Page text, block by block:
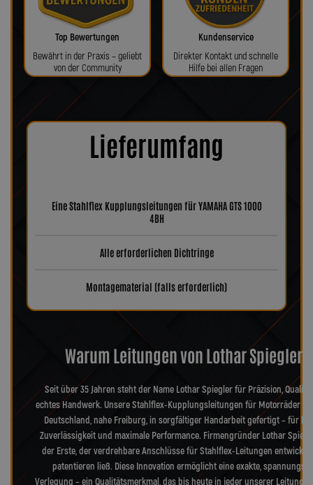
Top Bewertungen
Bewährt in der Praxis – geliebt
von der Community
Kundenservice
Direkter Kontakt und schnelle
Hilfe bei allen Fragen
Lieferumfang
Eine Stahlflex Kupplungsleitungen für YAMAHA GTS 1000
4BH
Alle erforderlichen Dichtringe
Montagematerial (falls erforderlich)
Warum Leitungen von Lothar Spiegler?
Seit über 35 Jahren steht der Name Lothar Spiegler für Präzision,
echtes Handwerk. Unsere Stahlflex-Kupplungsleitungen für Motorräder
Deutschland, nahe Freiburg, in sorgfältiger Handarbeit gefertigt – für
Zuverlässigkeit und maximale Performance. Firmengründer Lothar
der Erste, der verdrehbare Anschlüsse für Stahlflex-Leitungen
patentieren ließ. Diese Innovation ermöglicht eine exakte,
Verlegung – ein Qualitätsmerkmal, das bis heute in jeder unserer